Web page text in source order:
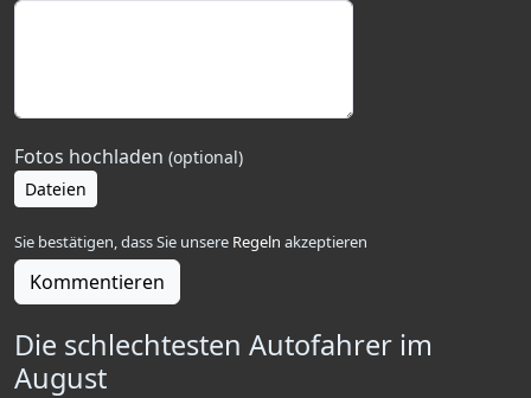
Fotos hochladen (optional)
Dateien
Sie bestätigen, dass Sie unsere Regeln akzeptieren
Kommentieren
Die schlechtesten Autofahrer im
August